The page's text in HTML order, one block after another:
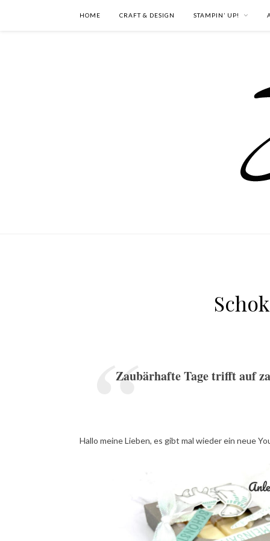
HOME CRAFT & DESIGN STAMPIN’ UP!
Zaubärhafte Tage trifft auf
Hallo meine Lieben, es gibt mal wieder ein neue